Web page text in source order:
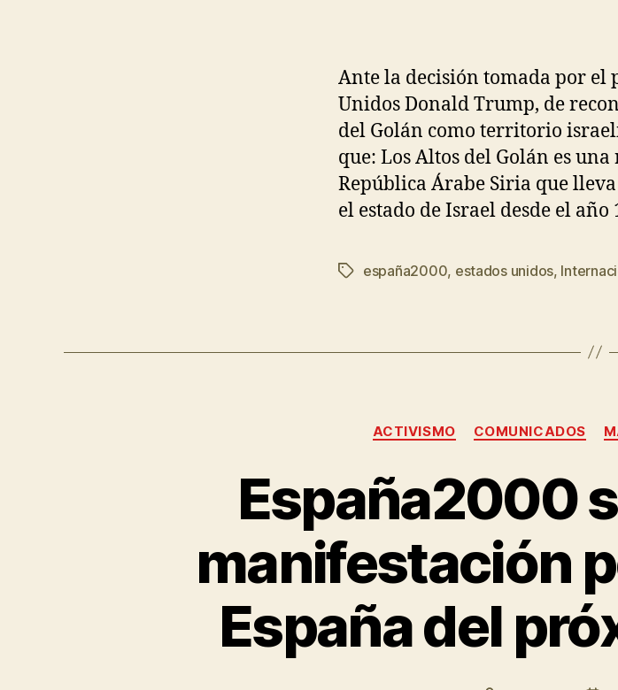
Ante la decisión tomada por el
Unidos Donald Trump, de
del Golán como territorio
que: Los Altos del Golán es
República Árabe Siria que
el estado de Israel desde el año
españa2000, estados unidos,
ACTIVISMO COMUNICADOS
España2000
manifestación
España del